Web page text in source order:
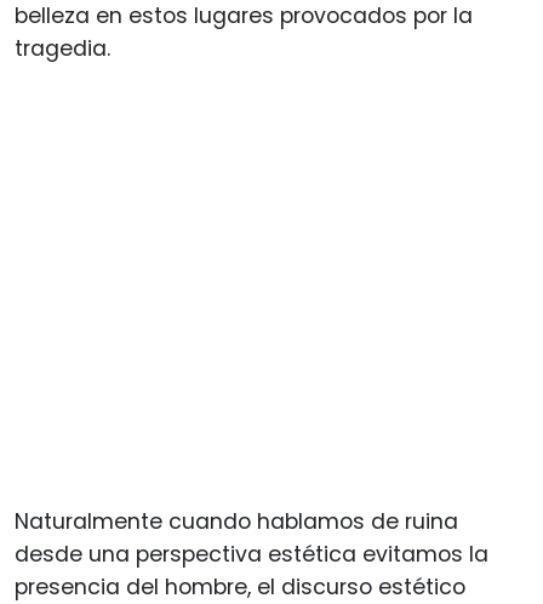
belleza en estos lugares provocados por la
tragedia.
Naturalmente cuando hablamos de ruina
desde una perspectiva estética evitamos la
presencia del hombre, el discurso estético